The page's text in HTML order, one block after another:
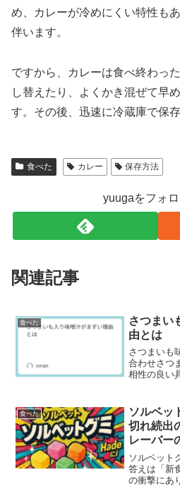
め、カレーが冷めにくい特性も
伴います。
ですから、カレーは食べ終わっ
し替えたり、よくかき混ぜて早
す。その後、迅速に冷蔵庫で保
食べた カレー 保存方法
yuugaをフォ
関連記事
食べた
さつまい
由とは
さつまいも
合わせさつ
相性の良い
くなります
のきのこ類
食べた
ソルベッ
切れ続出
レーバー
ソルベット
答えは「新
の衝撃にあ